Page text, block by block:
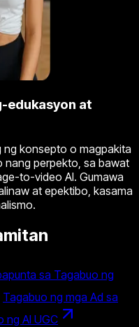
edukasyon at
ng konsepto o magpakita
nang perpekto, sa bawat
to-video AI. Gumawa
at epektibo, kasama
sa Tagabuo ng
Tagabuo ng mga Ad sa
ng AI UGC